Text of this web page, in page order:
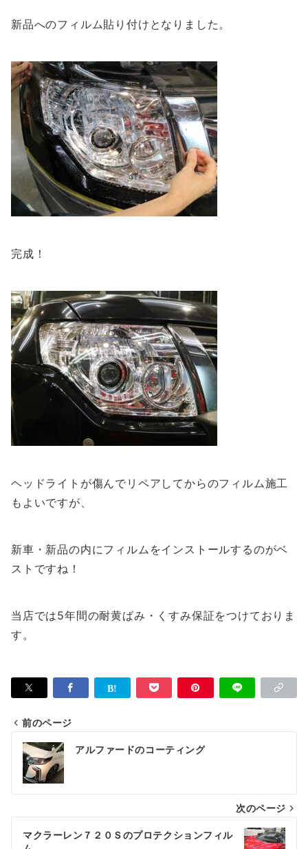
新品へのフィルム貼り付けとなりました。
完成！
ヘッドライトが傷んでリペアしてからのフィルム施工
もよいですが、
新車・新品の内にフィルムをインストールするのがベ
ストですね！
当店では5年間の耐黄ばみ・くすみ保証をつけておりま
す。
投
稿
ナ
ビ
ゲ
前のページ
アルファードのコーティング
次のページ
マクラーレン７２０Ｓのプロテクションフィル